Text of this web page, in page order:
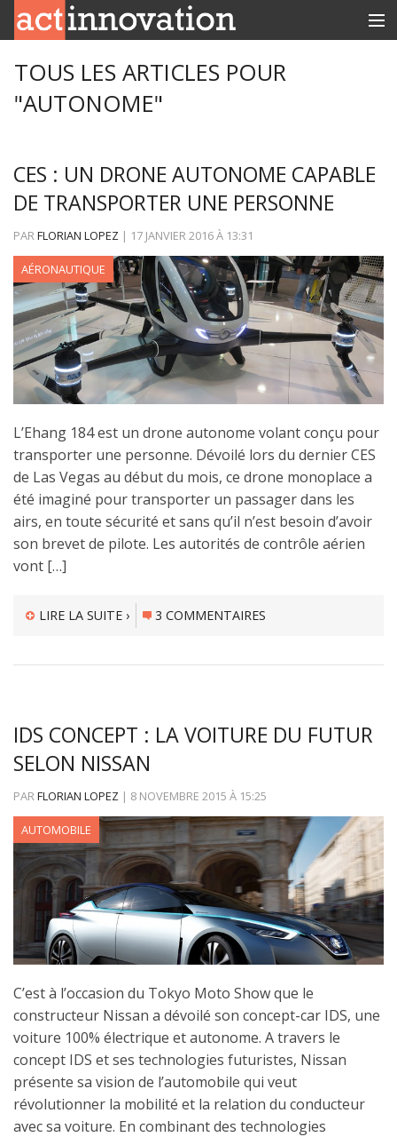
INNOBOX
TOUS LES ARTICLES POUR
"AUTONOME"
CES : UN DRONE AUTONOME CAPABLE
DE TRANSPORTER UNE PERSONNE
PARFLORIAN LOPEZ | 17 JANVIER 2016À 13:31
AÉRONAUTIQUE
L’Ehang 184 est un drone autonome volant conçu pour
transporter une personne. Dévoilé lors du dernier CES
de Las Vegas au début du mois, ce drone monoplace a
été imaginé pour transporter un passager dans les
airs, en toute sécurité et sans qu’il n’est besoin d’avoir
son brevet de pilote. Les autorités de contrôle aérien
vont […]
LIRE LA SUITE › 3 COMMENTAIRES
IDS CONCEPT : LA VOITURE DU FUTUR
SELON NISSAN
PARFLORIAN LOPEZ | 8 NOVEMBRE 2015 À 15:25
AUTOMOBILE
C’est à l’occasion du Tokyo Moto Show que le
constructeur Nissan a dévoilé son concept-car IDS, une
voiture 100% électrique et autonome. A travers le
concept IDS et ses technologies futuristes, Nissan
présente sa vision de l’automobile qui veut
révolutionner la mobilité et la relation du conducteur
avec sa voiture. En combinant des technologies